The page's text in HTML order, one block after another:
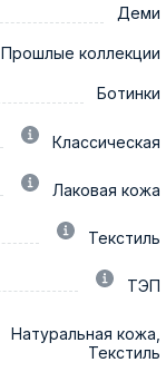
Деми
Прошлые коллекции
Ботинки
Классическая
Лаковая кожа
Текстиль
ТЭП
Натуральная кожа,
Текстиль